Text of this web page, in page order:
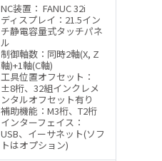
NC装置： FANUC 32i
ディスプレイ：21.5イン
チ静電容量式タッチパネ
ル
制御軸数：同時2軸(X, Z
軸)+1軸(C軸)
工具位置オフセット：
±8桁、32組インクレメ
ンタルオフセット有り
補助機能：M3桁、T2桁
インターフェイス：
USB、イーサネット(ソフ
トはオプション)